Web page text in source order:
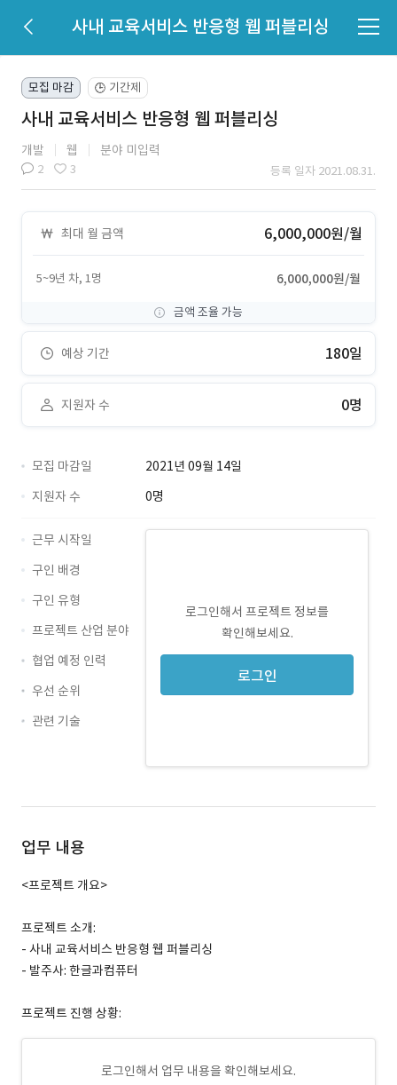
사내 교육서비스 반응형 웹 퍼블리싱
모집 마감 🕒 기간제
사내 교육서비스 반응형 웹 퍼블리싱
개발 웹 분야 미입력
2 3 등록 일자 2021.08.31.
최대 월 금액 6,000,000원/월
5~9년 차, 1명 6,000,000원/월
금액 조율 가능
예상 기간 180일
지원자 수 0명
모집 마감일
2021년 09월 14일
지원자 수
0명
로그인해서 프로젝트 정보를
확인해보세요.
로그인
근무 시작일
구인 배경
구인 유형
프로젝트 산업 분야
협업 예정 인력
우선 순위
관련 기술
업무 내용
<프로젝트 개요>
프로젝트 소개:
- 사내 교육서비스 반응형 웹 퍼블리싱
- 발주사: 한글과컴퓨터
프로젝트 진행 상황:
로그인해서 업무 내용을 확인해보세요.